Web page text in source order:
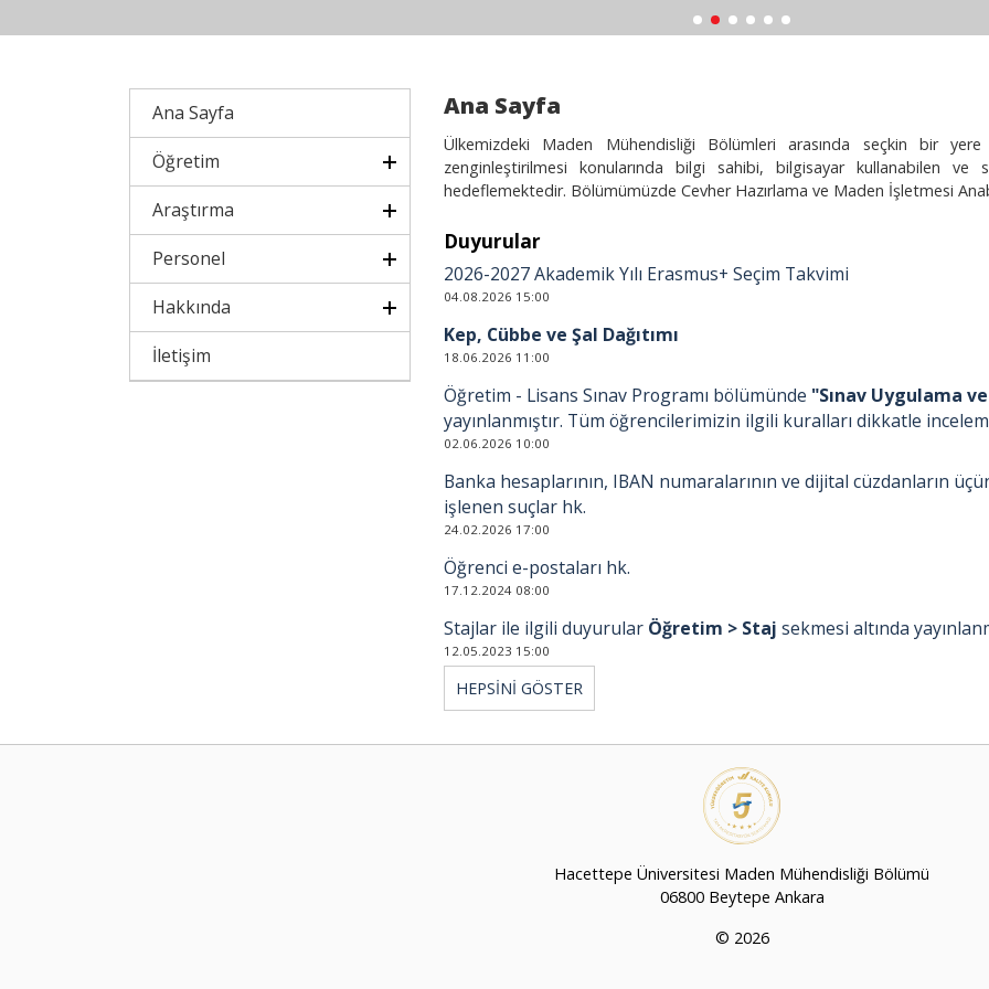
Ana Sayfa
Öğretim
Araştırma
Personel
Hakkında
İletişim
Ana Sayfa
Ülkemizdeki Maden Mühendisliği Bölümleri arasında seçkin bir
zenginleştirilmesi konularında bilgi sahibi, bilgisayar kullanabilen ve
hedeflemektedir. Bölümümüzde Cevher Hazırlama ve Maden İşletmesi
Duyurular
2026-2027 Akademik Yılı Erasmus+ Seçim Takvimi
04.08.2026 15:00
Kep, Cübbe ve Şal Dağıtımı
18.06.2026 11:00
Öğretim - Lisans Sınav Programı bölümünde "Sınav Uygulama
yayınlanmıştır. Tüm öğrencilerimizin ilgili kuralları dikkatle
02.06.2026 10:00
Banka hesaplarının, IBAN numaralarının ve dijital cüzdanların
işlenen suçlar hk.
24.02.2026 17:00
Öğrenci e-postaları hk.
17.12.2024 08:00
Stajlar ile ilgili duyurular Öğretim > Staj sekmesi altında
12.05.2023 15:00
HEPSİNİ GÖSTER
Hacettepe Üniversitesi Maden Mühendisliği Bölümü
06800 Beytepe Ankara
© 2026